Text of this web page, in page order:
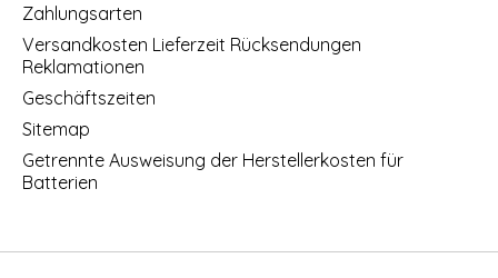
Zahlungsarten
Versandkosten Lieferzeit Rücksendungen
Reklamationen
Geschäftszeiten
Sitemap
Getrennte Ausweisung der Herstellerkosten für
Batterien